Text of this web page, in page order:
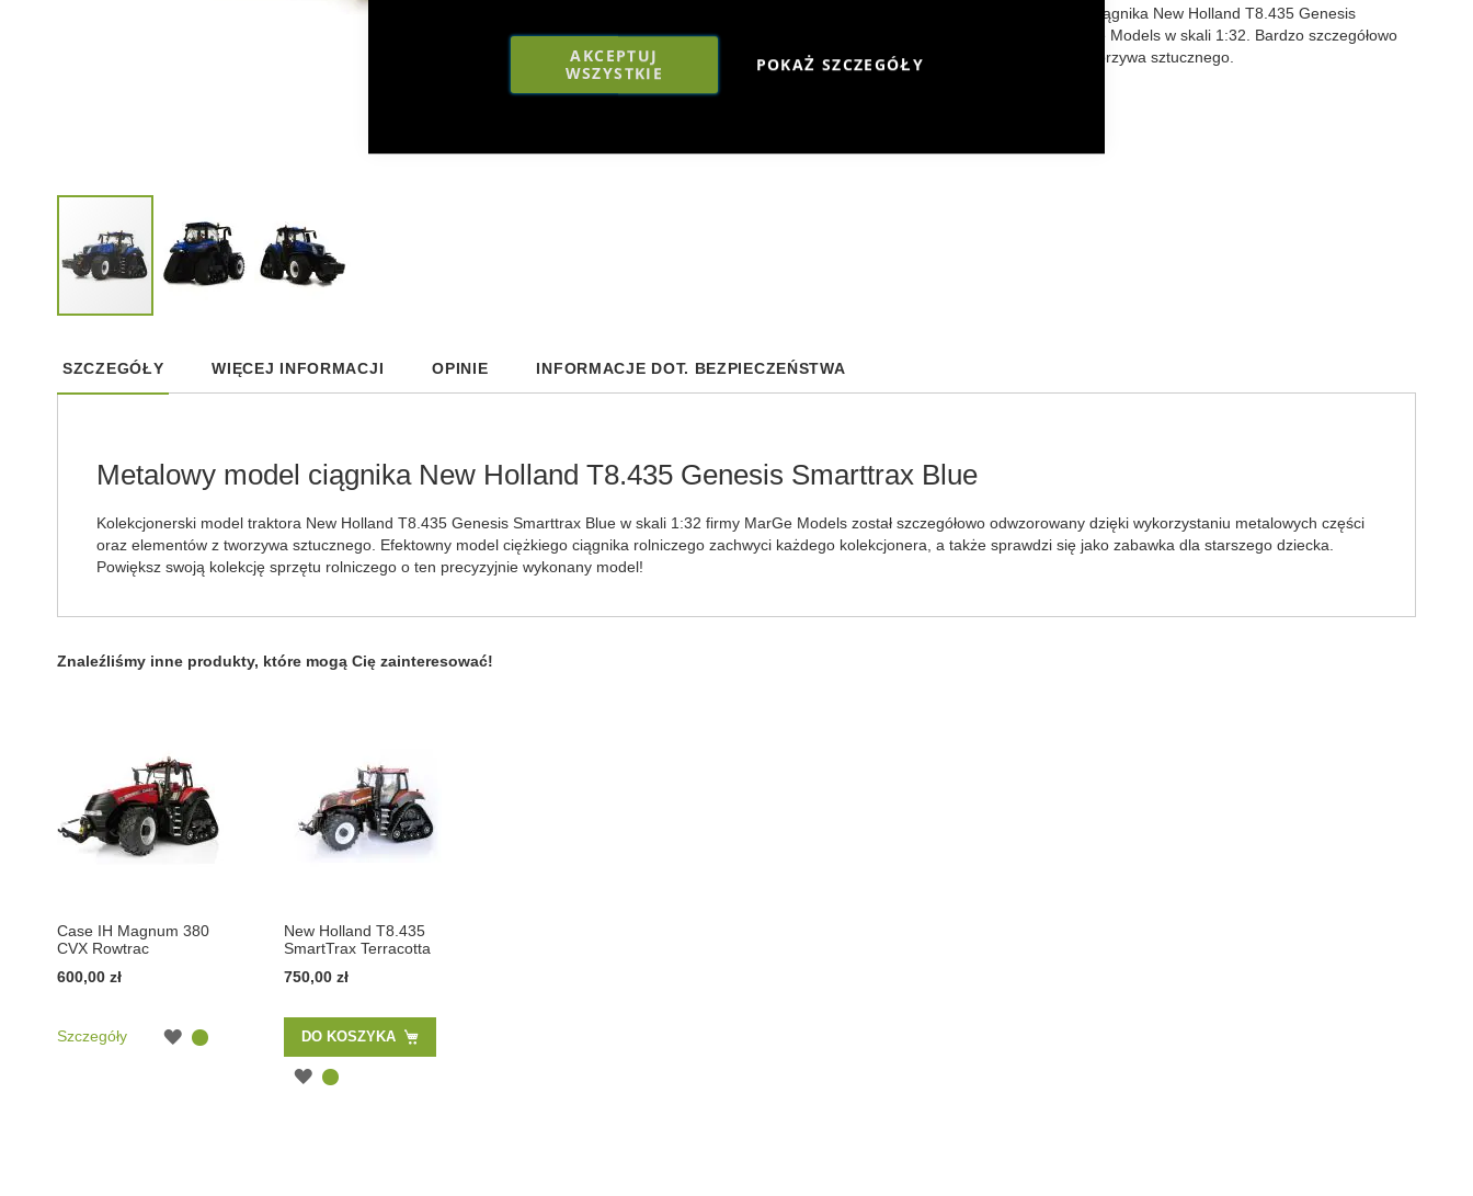
AKCEPTUJ
WSZYSTKIE
POKAŻ SZCZEGÓŁY
the
beginning
gallery
Metalowy model kolekcjonerski ciągnika New Holland T8.435 Genesis
MarGe Models w skali 1:32. Bardzo szczegółowo
odwzorowany z elementami z tworzywa sztucznego.
SZCZEGÓŁY
Metalowy model ciągnika New Holland T8.435 Genesis Smarttrax Blue
Kolekcjonerski model traktora New Holland T8.435 Genesis Smarttrax Blue w skali 1:32 firmy MarGe Models został szczegółowo odwzorowany dzięki wykorzystaniu metalowych części
oraz elementów z tworzywa sztucznego. Efektowny model ciężkiego ciągnika rolniczego zachwyci każdego kolekcjonera, a także sprawdzi się jako zabawka dla starszego dziecka.
Powiększ swoją kolekcję sprzętu rolniczego o ten precyzyjnie wykonany model!
WIĘCEJ INFORMACJI OPINIE INFORMACJE DOT. BEZPIECZEŃSTWA
Znaleźliśmy inne produkty, które mogą Cię zainteresować!
Case IH Magnum 380
CVX Rowtrac
600,00 zł
Szczegóły
New Holland T8.435
SmartTrax Terracotta
750,00 zł
DO KOSZYKA